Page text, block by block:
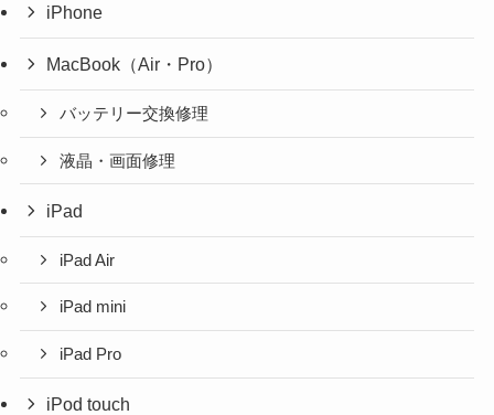
iPhone
MacBook（Air・Pro）
バッテリー交換修理
液晶・画面修理
iPad
iPad Air
iPad mini
iPad Pro
iPod touch